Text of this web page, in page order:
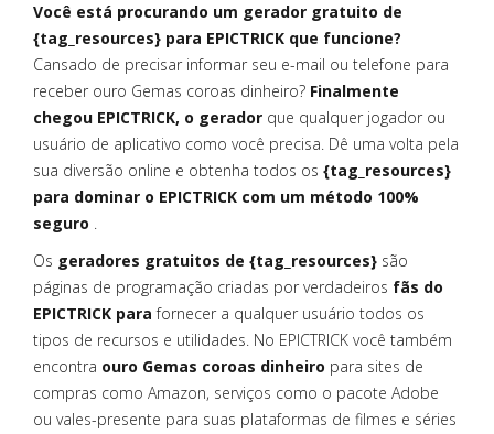
Você está procurando um gerador gratuito de
{tag_resources} para EPICTRICK que funcione?
Cansado de precisar informar seu e-mail ou telefone para
receber ouro Gemas coroas dinheiro? Finalmente
chegou EPICTRICK, o gerador que qualquer jogador ou
usuário de aplicativo como você precisa. Dê uma volta pela
sua diversão online e obtenha todos os {tag_resources}
para dominar o EPICTRICK com um método 100%
seguro .
Os geradores gratuitos de {tag_resources} são
páginas de programação criadas por verdadeiros fãs do
EPICTRICK para fornecer a qualquer usuário todos os
tipos de recursos e utilidades. No EPICTRICK você também
encontra ouro Gemas coroas dinheiro para sites de
compras como Amazon, serviços como o pacote Adobe
ou vales-presente para suas plataformas de filmes e séries